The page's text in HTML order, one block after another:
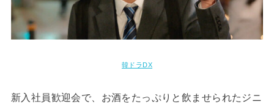
韓ドラDX
新入社員歓迎会で、お酒をたっぷりと飲ませられたジニ